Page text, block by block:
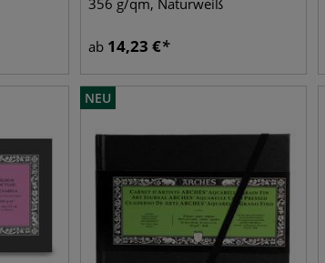
356 g/qm, Naturweiß
ab 14,23 €
NEU